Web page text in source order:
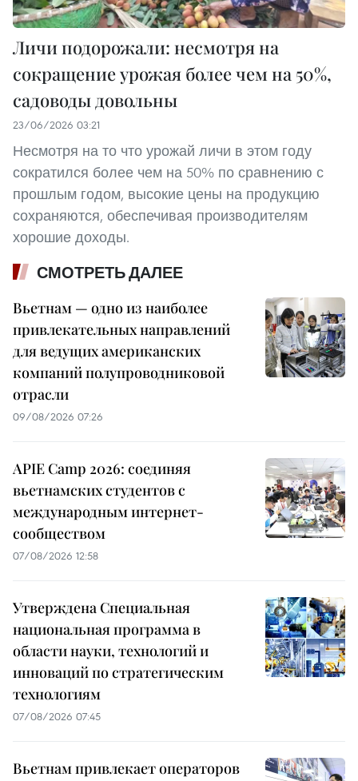
Личи подорожали: несмотря на
сокращение урожая более чем на 50%,
садоводы довольны
23/06/2026 03:21
Несмотря на то что урожай личи в этом году
сократился более чем на 50% по сравнению с
прошлым годом, высокие цены на продукцию
сохраняются, обеспечивая производителям
хорошие доходы.
СМОТРЕТЬ ДАЛЕЕ
Вьетнам — одно из наиболее
привлекательных направлений
для ведущих американских
компаний полупроводниковой
отрасли
09/08/2026 07:26
APIE Camp 2026: соединяя
вьетнамских студентов с
международным интернет-
сообществом
07/08/2026 12:58
Утверждена Специальная
национальная программа в
области науки, технологий и
инноваций по стратегическим
технологиям
07/08/2026 07:45
Вьетнам привлекает операторов